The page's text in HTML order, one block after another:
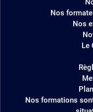
Nos
Nos
Le
Nos formations